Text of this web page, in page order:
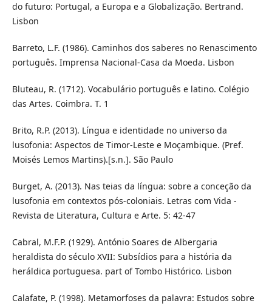
do futuro: Portugal, a Europa e a Globalização. Bertrand.
Lisbon
Barreto, L.F. (1986). Caminhos dos saberes no Renascimento
português. Imprensa Nacional-Casa da Moeda. Lisbon
Bluteau, R. (1712). Vocabulário português e latino. Colégio
das Artes. Coimbra. T. 1
Brito, R.P. (2013). Língua e identidade no universo da
lusofonia: Aspectos de Timor-Leste e Moçambique. (Pref.
Moisés Lemos Martins).[s.n.]. São Paulo
Burget, A. (2013). Nas teias da língua: sobre a conceção da
lusofonia em contextos pós-coloniais. Letras com Vida -
Revista de Literatura, Cultura e Arte. 5: 42-47
Cabral, M.F.P. (1929). António Soares de Albergaria
heraldista do século XVII: Subsídios para a história da
heráldica portuguesa. part of Tombo Histórico. Lisbon
Calafate, P. (1998). Metamorfoses da palavra: Estudos sobre